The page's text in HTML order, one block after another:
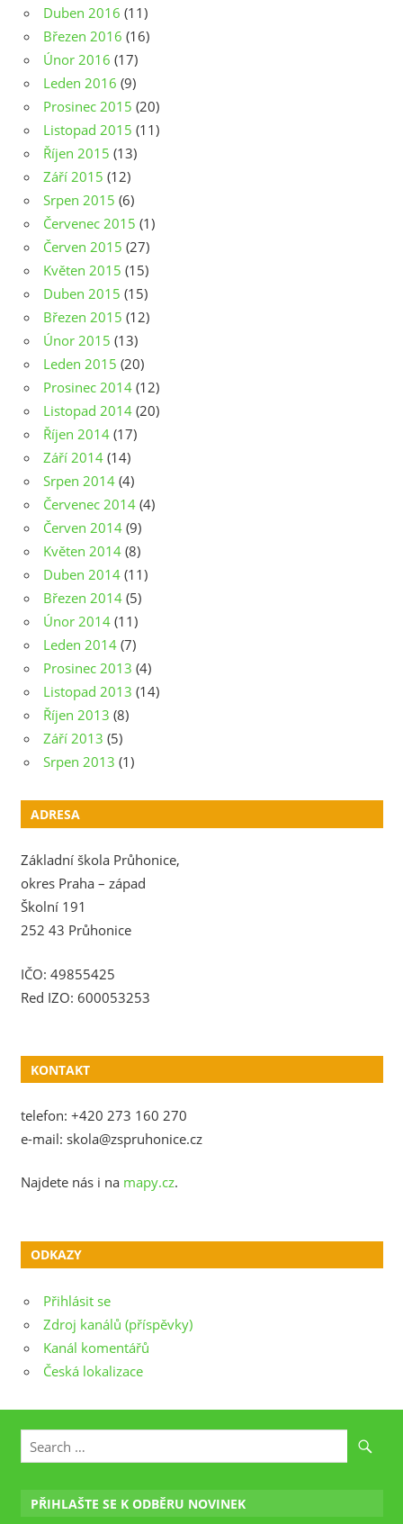
Duben 2016 (11)
Březen 2016 (16)
Únor 2016 (17)
Leden 2016 (9)
Prosinec 2015 (20)
Listopad 2015 (11)
Říjen 2015 (13)
Září 2015 (12)
Srpen 2015 (6)
Červenec 2015 (1)
Červen 2015 (27)
Květen 2015 (15)
Duben 2015 (15)
Březen 2015 (12)
Únor 2015 (13)
Leden 2015 (20)
Prosinec 2014 (12)
Listopad 2014 (20)
Říjen 2014 (17)
Září 2014 (14)
Srpen 2014 (4)
Červenec 2014 (4)
Červen 2014 (9)
Květen 2014 (8)
Duben 2014 (11)
Březen 2014 (5)
Únor 2014 (11)
Leden 2014 (7)
Prosinec 2013 (4)
Listopad 2013 (14)
Říjen 2013 (8)
Září 2013 (5)
Srpen 2013 (1)
ADRESA
Základní škola Průhonice,
okres Praha – západ
Školní 191
252 43 Průhonice
IČO: 49855425
Red IZO: 600053253
KONTAKT
telefon: +420 273 160 270
e-mail: skola@zspruhonice.cz
Najdete nás i na mapy.cz.
ODKAZY
Přihlásit se
Zdroj kanálů (příspěvky)
Kanál komentářů
Česká lokalizace
PŘIHLAŠTE SE K ODBĚRU NOVINEK